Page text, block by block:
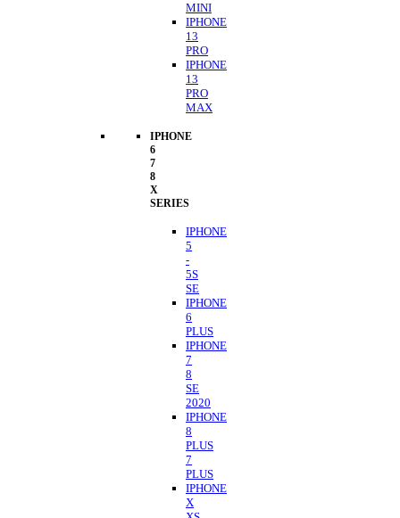
MINI
IPHONE
13
PRO
IPHONE
13
PRO
MAX
IPHONE
6
7
8
X
SERIES
IPHONE
5
-
5S
SE
IPHONE
6
PLUS
IPHONE
7
8
SE
2020
IPHONE
8
PLUS
7
PLUS
IPHONE
X